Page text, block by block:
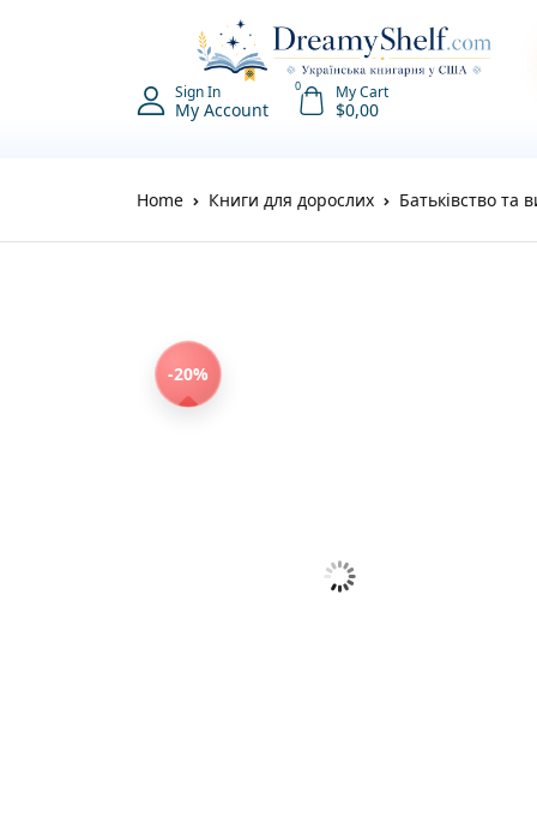
Sign In
My Account
0 My Cart
$0,00
Home Книги для дорослих Батьківство та
-20%